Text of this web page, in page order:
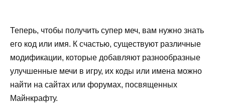
Теперь, чтобы получить супер меч, вам нужно знать
его код или имя. К счастью, существуют различные
модификации, которые добавляют разнообразные
улучшенные мечи в игру, их коды или имена можно
найти на сайтах или форумах, посвященных
Майнкрафту.